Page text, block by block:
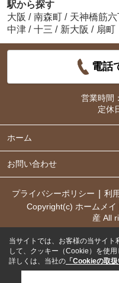
駅から探す
大阪 / 南森町 / 天神橋筋六
中津 / 十三 / 新大阪 / 扇町
電話
営業時間：
定休
ホーム
お問い合わせ
プライバシーポリシー 利
Copyright(c) ホームメ
産 All
当サイトでは、お客様の当サイト
して、クッキー（Cookie）を使用
詳しくは、当社の 「Cookieの取